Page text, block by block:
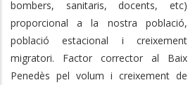
bombers, sanitaris, docents, etc)
proporcional a la nostra població,
població estacional i creixement
migratori. Factor corrector al Baix
Penedès pel volum i creixement de